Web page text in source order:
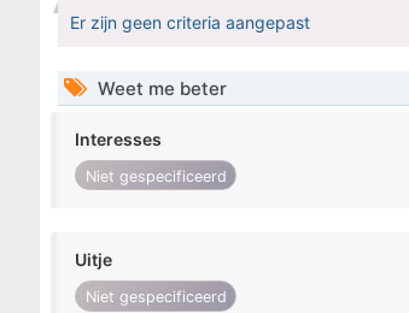
Er zijn geen criteria aangepast
Weet me beter
Interesses
Niet gespecificeerd
Uitje
Niet gespecificeerd